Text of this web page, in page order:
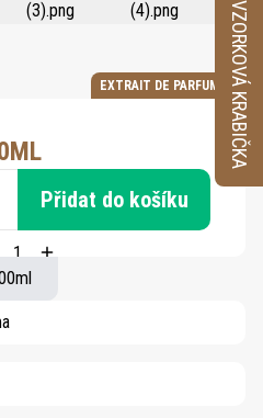
EXTRAIT DE PARFUM
Přidat do košíku
VZORKOVÁ KRABIČKA